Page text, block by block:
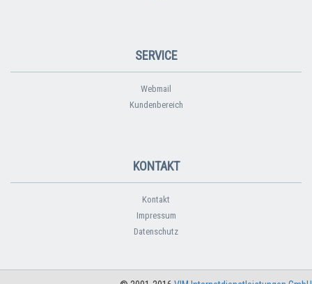
SERVICE
Webmail
Kundenbereich
KONTAKT
Kontakt
Impressum
Datenschutz